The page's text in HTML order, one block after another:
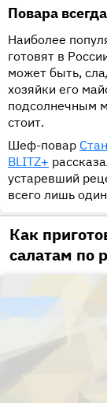
Повара
Наиболее
готовят в
может быть,
хозяйки его
подсолнечным
стоит.
Шеф-повар
BLITZ+
устаревший
всего лишь
Как
салатам по